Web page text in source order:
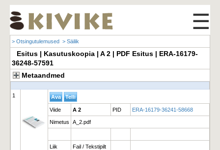
☰
> Otsingutulemused > Säilik
Esitus | Kasutuskoopia | A 2 | PDF Esitus | ERA-16179-
36248-57591
Metaandmed
1
Viide A 2 PID ERA-16179-36241-58668
Nimetus A_2.pdf
Liik Fail / Tekstipilt